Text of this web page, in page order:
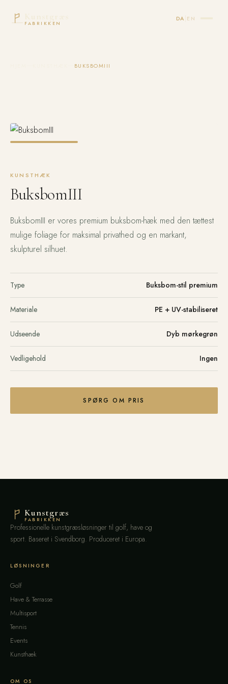
FABRIKKEN
DA EN
BUKSBOMIII
KUNSTHÆK
BuksbomIII
BuksbomIII er vores premium buksbom-hæk med den tættest
mulige foliage for maksimal privathed og en markant,
skulpturel silhuet.
Type Buksbom-stil premium
Materiale PE + UV-stabiliseret
Udseende Dyb mørkegrøn
Vedligehold Ingen
SPØRG OM PRIS
Kunstgræs
FABRIKKEN
Professionelle kunstgræsløsninger til golf, have og
sport. Baseret i Svendborg. Produceret i Europa.
LØSNINGER
Golf
Have & Terrasse
Multisport
Tennis
Events
Kunsthæk
OM OS